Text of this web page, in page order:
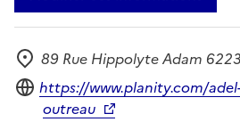
Adresse
89 Rue Hippolyte Adam
Site internet
https://www.planity.com/
outreau